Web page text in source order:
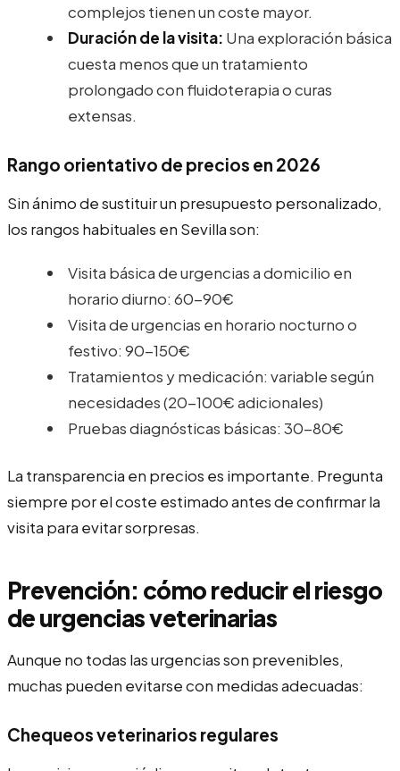
complejos tienen un coste mayor.
Duración de la visita: Una exploración básica
cuesta menos que un tratamiento
prolongado con fluidoterapia o curas
extensas.
Rango orientativo de precios en 2026
Sin ánimo de sustituir un presupuesto personalizado,
los rangos habituales en Sevilla son:
Visita básica de urgencias a domicilio en
horario diurno: 60-90€
Visita de urgencias en horario nocturno o
festivo: 90-150€
Tratamientos y medicación: variable según
necesidades (20-100€ adicionales)
Pruebas diagnósticas básicas: 30-80€
La transparencia en precios es importante. Pregunta
siempre por el coste estimado antes de confirmar la
visita para evitar sorpresas.
Prevención: cómo reducir el riesgo
de urgencias veterinarias
Aunque no todas las urgencias son prevenibles,
muchas pueden evitarse con medidas adecuadas:
Chequeos veterinarios regulares